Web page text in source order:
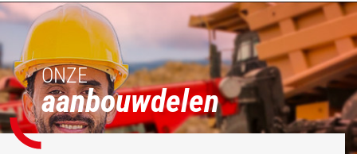
de
inhoud
gaan
ONZE
aanbouwdelen